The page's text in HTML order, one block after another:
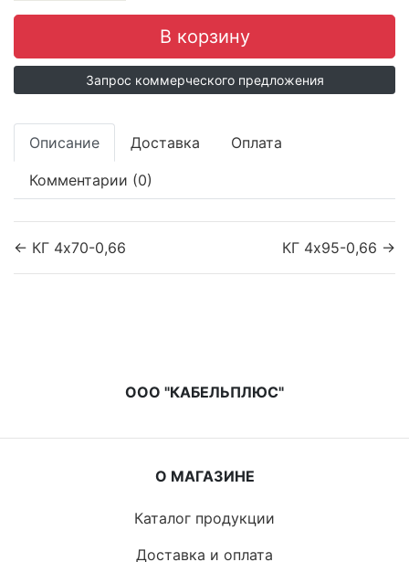
Запрос коммерческого предложения
Описание Доставка Оплата
Комментарии (0)
← КГ 4х70-0,66 КГ 4х95-0,66 →
ООО "КАБЕЛЬПЛЮС"
О МАГАЗИНЕ
Каталог продукции
Доставка и оплата